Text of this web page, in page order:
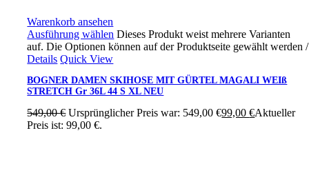
Warenkorb ansehen
Ausführung wählen Dieses Produkt weist mehrere Varianten
auf. Die Optionen können auf der Produktseite gewählt werden/
Details Quick View
BOGNER DAMEN SKIHOSE MIT GÜRTEL MAGALI WEIß
STRETCH Gr 36L 44 S XL NEU
549,00€ Ursprünglicher Preis war: 549,00 €99,00€Aktueller
Preis ist: 99,00 €.